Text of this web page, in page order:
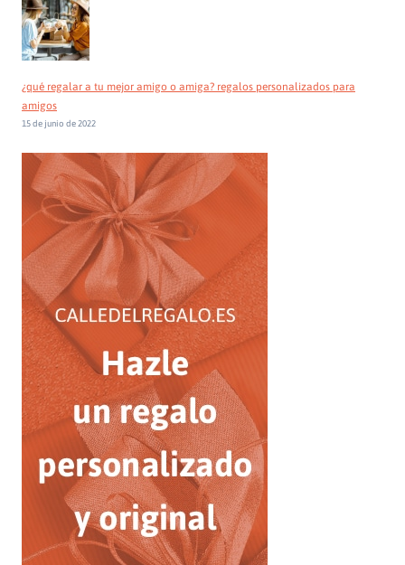
¿qué regalar a tu mejor amigo o amiga? regalos personalizados para
amigos
15 de junio de 2022